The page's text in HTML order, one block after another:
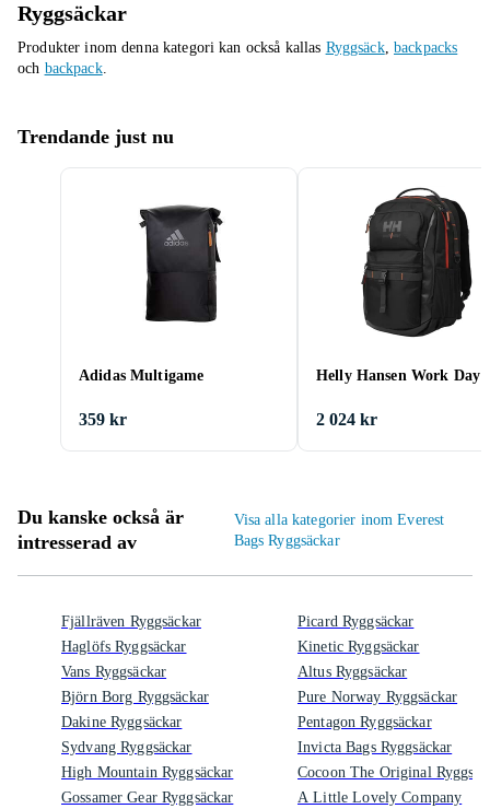
Ryggsäckar
Produkter inom denna kategori kan också kallas Ryggsäck, backpacks
och backpack.
Trendande just nu
Adidas Multigame
359 kr
Helly Hansen Work Day
2 024 kr
Du kanske också är
intresserad av
Visa alla kategorier inom Everest
Bags Ryggsäckar
Fjällräven Ryggsäckar
Haglöfs Ryggsäckar
Vans Ryggsäckar
Björn Borg Ryggsäckar
Dakine Ryggsäckar
Sydvang Ryggsäckar
High Mountain Ryggsäckar
Gossamer Gear Ryggsäckar
Picard Ryggsäckar
Kinetic Ryggsäckar
Altus Ryggsäckar
Pure Norway Ryggsäckar
Pentagon Ryggsäckar
Invicta Bags Ryggsäckar
Cocoon The Original
A Little Lovely Company